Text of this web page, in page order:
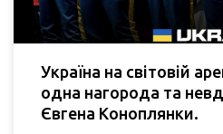
Україна на світовій
одна нагорода та
Євгена Коноплянки.